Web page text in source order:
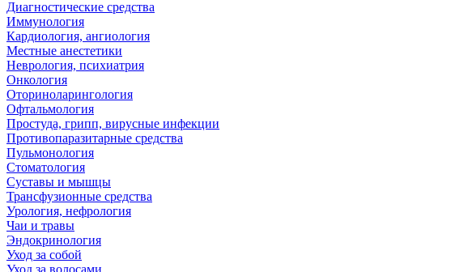
Диагностические средства
Иммунология
Кардиология, ангиология
Местные анестетики
Неврология, психиатрия
Онкология
Оториноларингология
Офтальмология
Простуда, грипп, вирусные инфекции
Противопаразитарные средства
Пульмонология
Стоматология
Суставы и мышцы
Трансфузионные средства
Урология, нефрология
Чаи и травы
Эндокринология
Уход за собой
Уход за волосами